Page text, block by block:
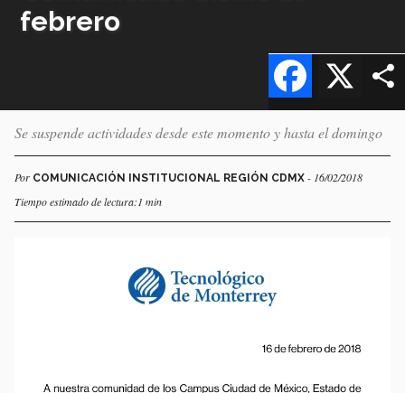
febrero
Facebook
Se suspende actividades desde este momento y hasta el domingo
Por COMUNICACIÓN INSTITUCIONAL REGIÓN CDMX - 16/02/2018
Tiempo estimado de lectura:1 min